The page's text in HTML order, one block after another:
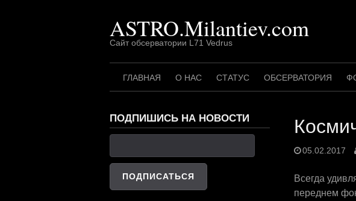
ASTRO.Milantiev.com
Сайт обсерватории L71 Vedrus
ГЛАВНАЯ О НАС СТАТУС ОБСЕРВАТОРИЯ
05.02.2017
Всегда
переднем
ПОДПИШИСЬ НА НОВОСТИ